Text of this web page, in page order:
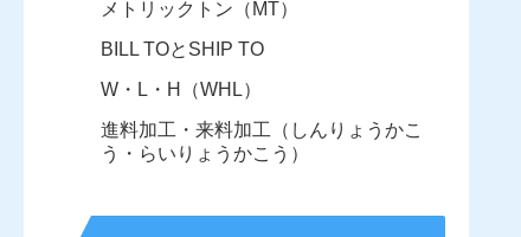
メトリックトン（MT）
BILL TOとSHIP TO
W・L・H（WHL）
進料加工・来料加工（しんりょうかこ
う・らいりょうかこう）